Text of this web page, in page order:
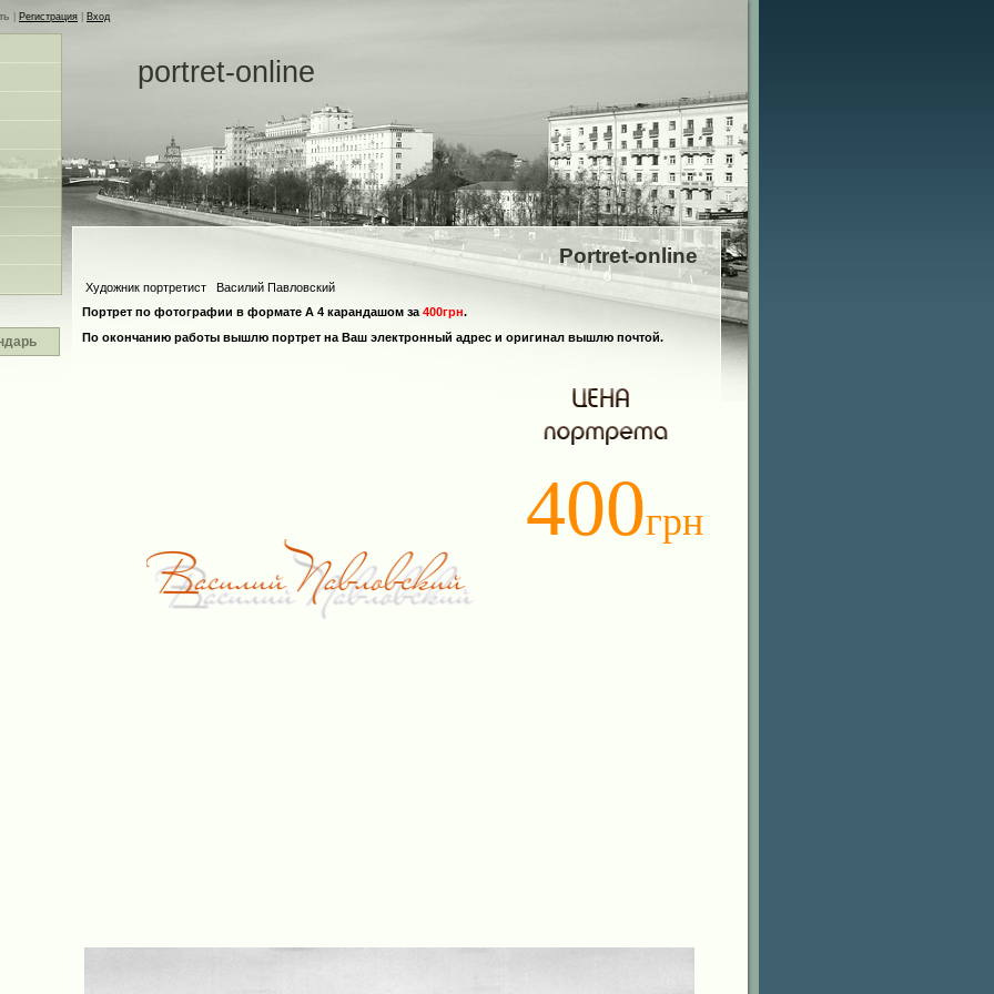
Регистрация Вход
portret-online
Portret-online
Художник портретист Василий Павловский
Портрет по фотографии в формате А 4 карандашом за 400грн.
По окончанию работы вышлю портрет на Ваш электронный адрес и оригинал вышлю почтой.
400грн